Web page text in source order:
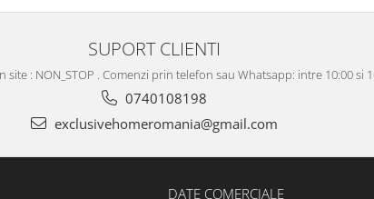
SUPORT CLIENTI
site : NON_STOP . Comenzi prin telefon sau Whatsapp: intre 10:00 si
0740108198
exclusivehomeromania@gmail.com
DATE COMERCIALE